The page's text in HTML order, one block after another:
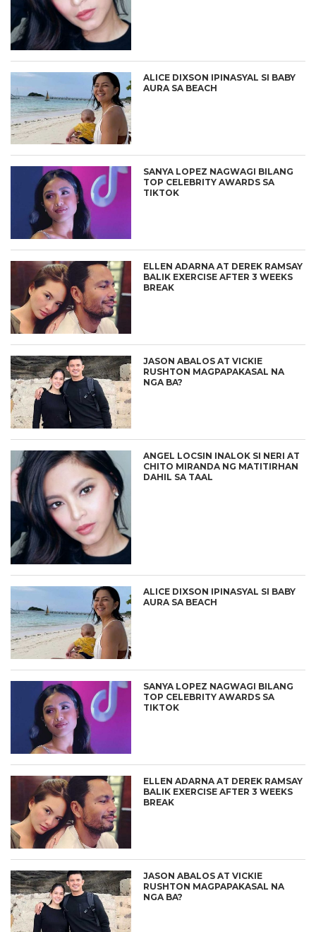
ALICE DIXSON IPINASYAL SI BABY
AURA SA BEACH
SANYA LOPEZ NAGWAGI BILANG
TOP CELEBRITY AWARDS SA
TIKTOK
ELLEN ADARNA AT DEREK RAMSAY
BALIK EXERCISE AFTER 3 WEEKS
BREAK
JASON ABALOS AT VICKIE
RUSHTON MAGPAPAKASAL NA
NGA BA?
ANGEL LOCSIN INALOK SI NERI AT
CHITO MIRANDA NG MATITIRHAN
DAHIL SA TAAL
ALICE DIXSON IPINASYAL SI BABY
AURA SA BEACH
SANYA LOPEZ NAGWAGI BILANG
TOP CELEBRITY AWARDS SA
TIKTOK
ELLEN ADARNA AT DEREK RAMSAY
BALIK EXERCISE AFTER 3 WEEKS
BREAK
JASON ABALOS AT VICKIE
RUSHTON MAGPAPAKASAL NA
NGA BA?